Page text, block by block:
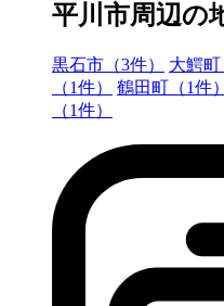
平川市周辺の
黒石市（3件） 大鰐町
（1件）
鶴田町（1件）
（1件）